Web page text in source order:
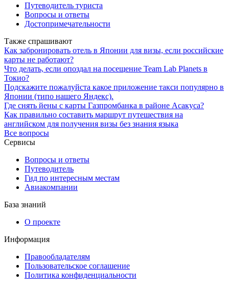
Путеводитель туриста
Вопросы и ответы
Достопримечательности
Также спрашивают
Как забронировать отель в Японии для визы, если российские
карты не работают?
Что делать, если опоздал на посещение Team Lab Planets в
Токио?
Подскажите пожалуйста какое приложение такси популярно в
Японии (типо нашего Яндекс).
Где снять йены с карты Газпромбанка в районе Асакуса?
Как правильно составить маршрут путешествия на
английском для получения визы без знания языка
Все вопросы
Сервисы
Вопросы и ответы
Путеводитель
Гид по интересным местам
Авиакомпании
База знаний
О проекте
Информация
Правообладателям
Пользовательское соглашение
Политика конфиденциальности